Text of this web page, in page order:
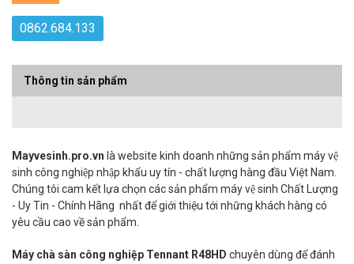
0862.684.133
Thông tin sản phẩm
Mayvesinh.pro.vn là website kinh doanh những sản phẩm máy vệ
sinh công nghiệp nhập khẩu uy tín - chất lượng hàng đầu Việt Nam.
Chúng tôi cam kết lựa chọn các sản phẩm máy vệ sinh Chất Lượng
- Uy Tin - Chính Hãng nhất để giới thiệu tới những khách hàng có
yêu cầu cao về sản phẩm.
Máy chà sàn công nghiệp Tennant R48HD chuyên dùng để đánh